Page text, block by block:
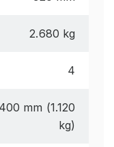
2.680 kg
4
400 mm (1.120
kg)